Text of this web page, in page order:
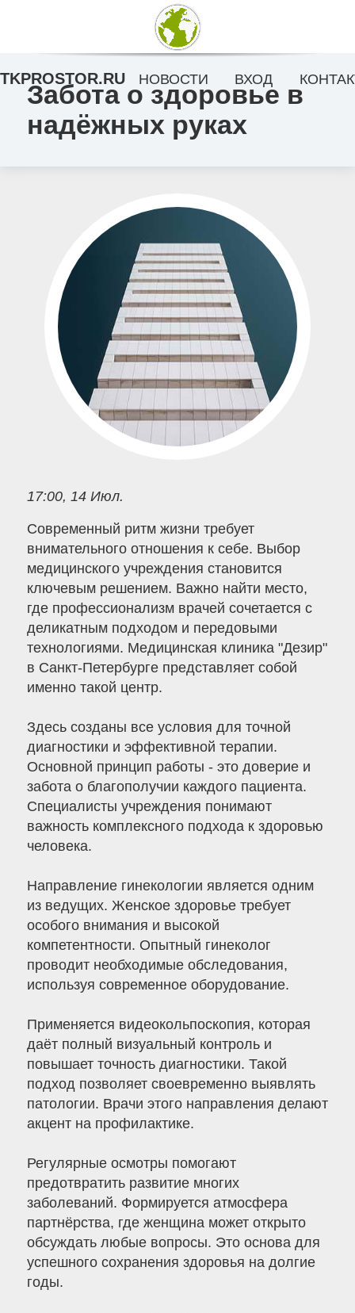
Забота о здоровье в
надёжных руках
17:00, 14 Июл.
Современный ритм жизни требует
внимательного отношения к себе. Выбор
медицинского учреждения становится
ключевым решением. Важно найти место,
где профессионализм врачей сочетается с
деликатным подходом и передовыми
технологиями. Медицинская клиника "Дезир"
в Санкт-Петербурге представляет собой
именно такой центр.
Здесь созданы все условия для точной
диагностики и эффективной терапии.
Основной принцип работы - это доверие и
забота о благополучии каждого пациента.
Специалисты учреждения понимают
важность комплексного подхода к здоровью
человека.
Направление гинекологии является одним
из ведущих. Женское здоровье требует
особого внимания и высокой
компетентности. Опытный гинеколог
проводит необходимые обследования,
используя современное оборудование.
Применяется видеокольпоскопия, которая
даёт полный визуальный контроль и
повышает точность диагностики. Такой
подход позволяет своевременно выявлять
патологии. Врачи этого направления делают
акцент на профилактике.
Регулярные осмотры помогают
предотвратить развитие многих
заболеваний. Формируется атмосфера
партнёрства, где женщина может открыто
обсуждать любые вопросы. Это основа для
успешного сохранения здоровья на долгие
годы.
TKPROSTOR.RU НОВОСТИ ВХОД